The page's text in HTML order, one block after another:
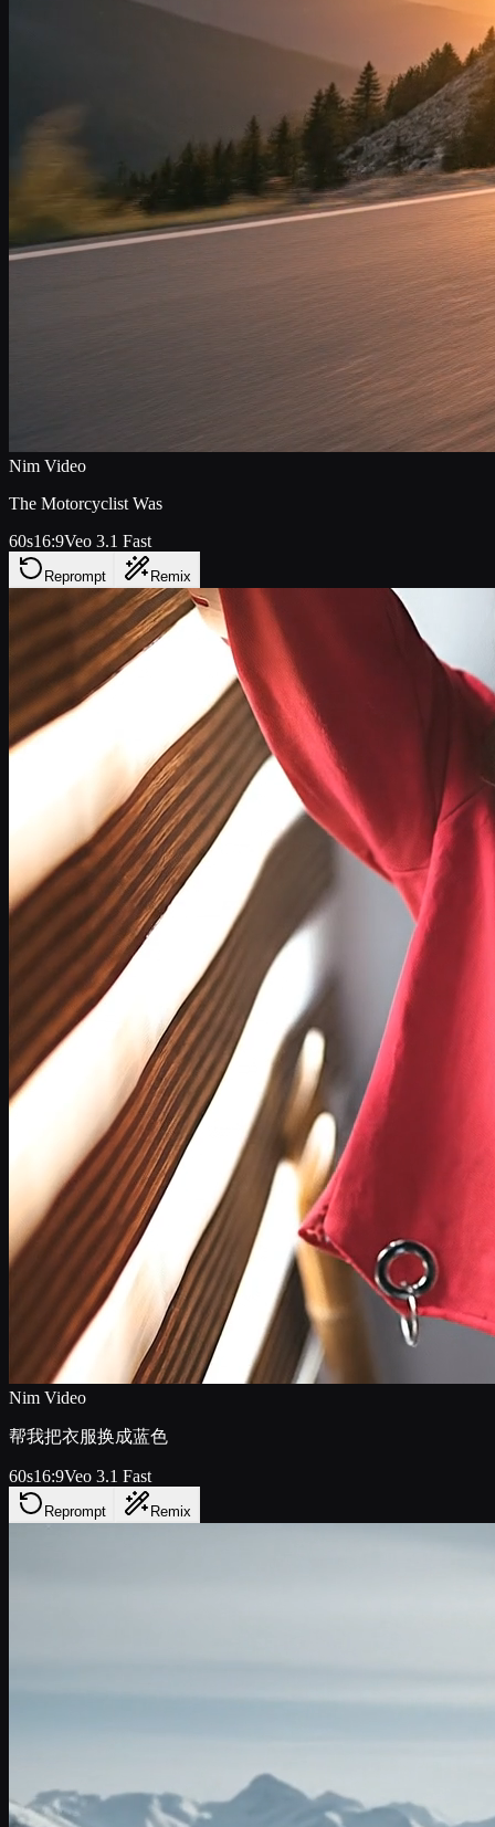
Nim Video
The Motorcyclist Was
60s16:9Veo 3.1 Fast
Reprompt Remix
Nim Video
帮我把衣服换成蓝色
60s16:9Veo 3.1 Fast
Reprompt Remix